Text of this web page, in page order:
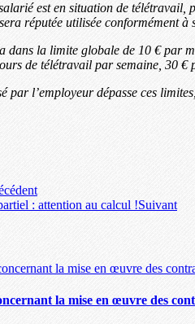
est en situation de
réputée utilisée conformément
dans la limite globale de 10 € par
de télétravail par semaine, 30
par l’employeur dépasse ces
: attention au calcul !Suivant
la mise en œuvre des